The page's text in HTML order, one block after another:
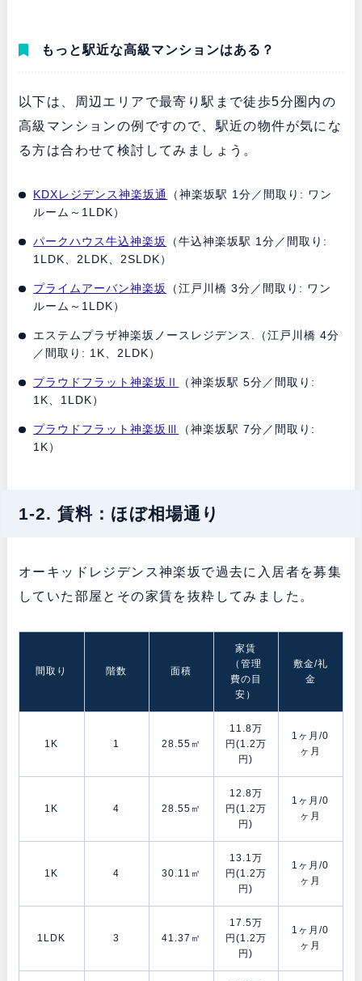
もっと駅近な高級マンションはある？
以下は、周辺エリアで最寄り駅まで徒歩5分圏内の
高級マンションの例ですので、駅近の物件が気にな
る方は合わせて検討してみましょう。
KDXレジデンス神楽坂通
（神楽坂駅 1分／間取り: ワン
ルーム～1LDK）
パークハウス牛込神楽坂
（牛込神楽坂駅 1分／間取り:
1LDK、2LDK、2SLDK）
プライムアーバン神楽坂
（江戸川橋 3分／間取り: ワン
ルーム～1LDK）
エステムプラザ神楽坂ノースレジデンス.（江戸川橋 4分
／間取り: 1K、2LDK）
プラウドフラット神楽坂Ⅱ
（神楽坂駅 5分／間取り:
1K、1LDK）
プラウドフラット神楽坂Ⅲ
（神楽坂駅 7分／間取り:
1K）
1-2. 賃料：ほぼ相場通り
オーキッドレジデンス神楽坂で過去に入居者を募集
していた部屋とその家賃を抜粋してみました。
間取り 階数 面積
家賃
（管理
費の目
安）
敷金/礼
金
1K 1 28.55㎡
11.8万
円(1.2万
円)
1ヶ月/0
ヶ月
1K 4 28.55㎡
12.8万
円(1.2万
円)
1ヶ月/0
ヶ月
1K 4 30.11㎡
13.1万
円(1.2万
円)
1ヶ月/0
ヶ月
1LDK 3 41.37㎡
17.5万
円(1.2万
円)
1ヶ月/0
ヶ月